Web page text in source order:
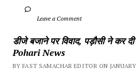
		Leave a Comment
डीजे बजाने पर विवाद, पड़ौसी ने कर दी
Pohari News
BY FAST SAMACHAR EDITOR ON